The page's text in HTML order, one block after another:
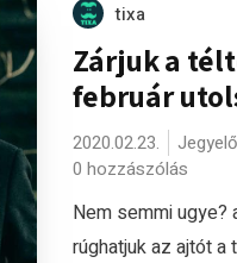
tixa
Zárjuk a
február
2020.02.23.
0 hozzászólás
Nem semmi ugye?
rúghatjuk az ajtót